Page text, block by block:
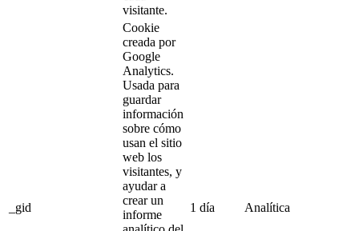
visitante.
_gid
Cookie
creada por
Google
Analytics.
Usada para
guardar
información
sobre cómo
usan el sitio
web los
visitantes, y
ayudar a
crear un
informe
1 día Analítica